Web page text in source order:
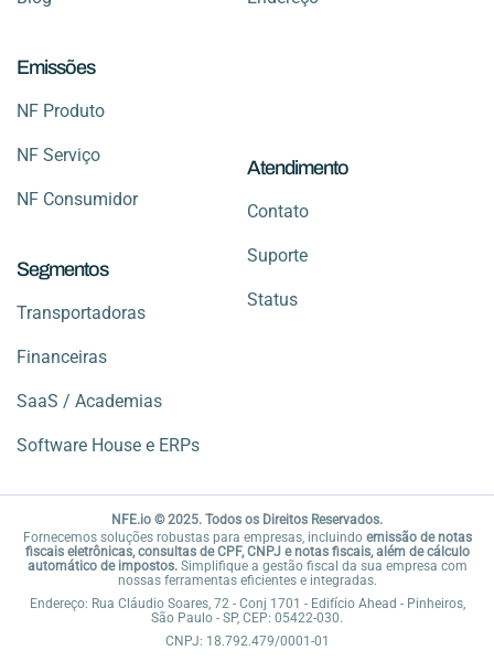
Emissões
NF Produto
NF Serviço
NF Consumidor
Atendimento
Contato
Suporte
Status
Segmentos
Transportadoras
Financeiras
SaaS / Academias
Software House e ERPs
NFE.io © 2025. Todos os Direitos Reservados.
Fornecemos soluções robustas para empresas, incluindo emissão de notas
fiscais eletrônicas, consultas de CPF, CNPJ e notas fiscais, além de cálculo
automático de impostos.Simplifique a gestão fiscal da sua empresa com
nossas ferramentas eficientes e integradas.
Endereço: Rua Cláudio Soares, 72 - Conj 1701 - Edifício Ahead - Pinheiros,
São Paulo - SP, CEP: 05422-030.
CNPJ: 18.792.479/0001-01